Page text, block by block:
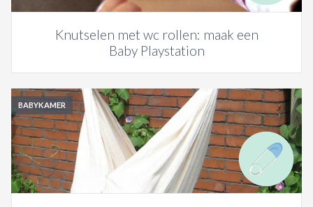
Knutselen met wc rollen: maak een
Baby Playstation
BABYKAMER